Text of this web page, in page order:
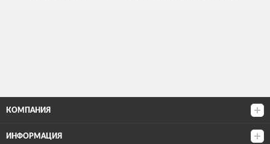
КОМПАНИЯ
ИНФОРМАЦИЯ